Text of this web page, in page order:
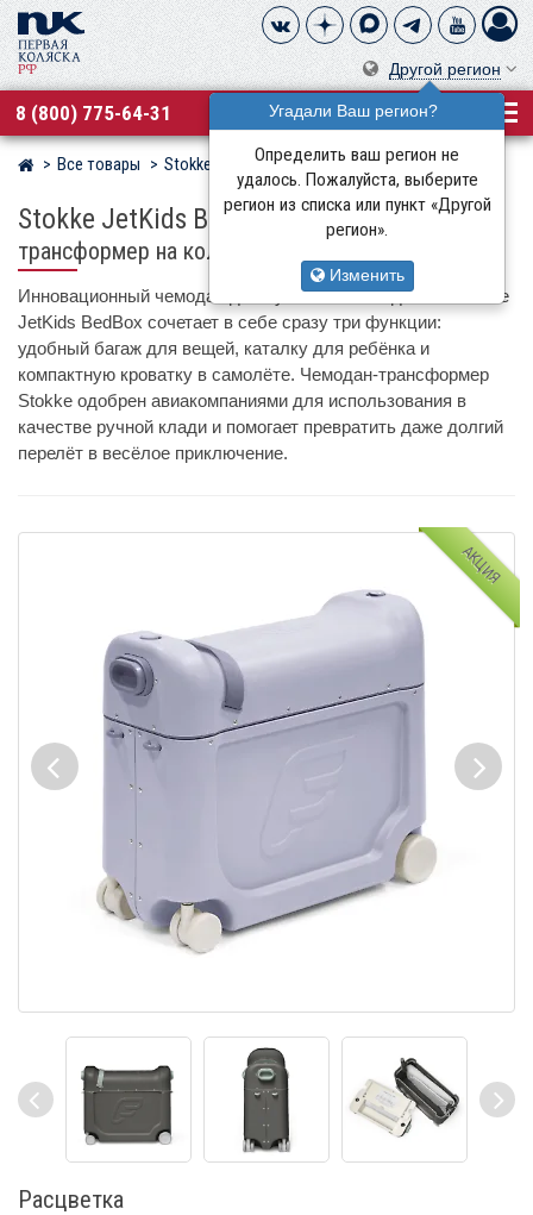
Другой регион
Угадали Ваш регион?
Определить ваш регион не
удалось. Пожалуйста, выберите
регион из списка или пункт «Другой
регион».
Изменить
8 (800) 775-64-31
Магазин детских колясок
Все товары Stokke
Stokke JetKids BedBoxдетский чемодан-
трансформер на колёсах
Инновационный чемодан для путешествий с детьми Stokke
JetKids BedBox сочетает в себе сразу три функции:
удобный багаж для вещей, каталку для ребёнка и
компактную кроватку в самолёте. Чемодан-трансформер
Stokke одобрен авиакомпаниями для использования в
качестве ручной клади и помогает превратить даже долгий
перелёт в весёлое приключение.
АКЦИЯ
Расцветка